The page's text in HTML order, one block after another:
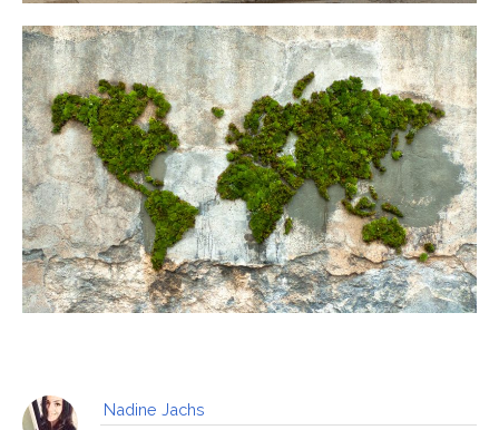
Nadine Jachs